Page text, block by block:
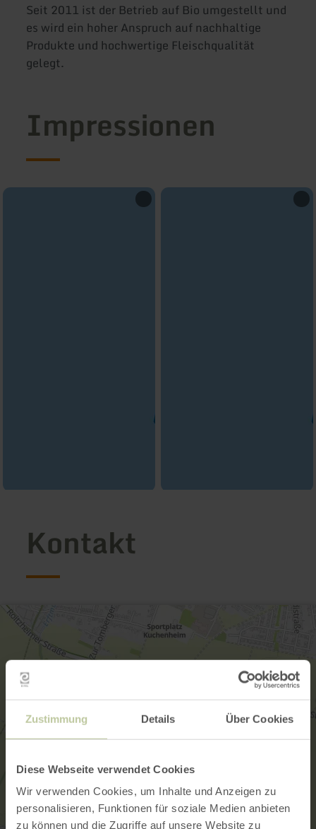
Zustimmung Details Über Cookies
Diese Webseite verwendet Cookies
Wir verwenden Cookies, um Inhalte und Anzeigen zu
personalisieren, Funktionen für soziale Medien anbieten
zu können und die Zugriffe auf unsere Website zu
Seit 2011 ist der Betrieb auf Bio umgestellt und
es wird ein hoher Anspruch auf nachhaltige
Produkte und hochwertige Fleischqualität
gelegt.
Impressionen
Kontakt